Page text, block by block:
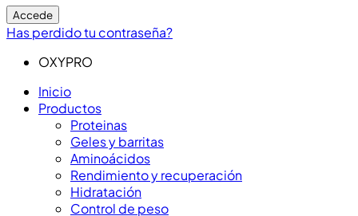
Accede
Has perdido tu contraseña?
OXYPRO
Inicio
Productos
Proteinas
Geles y barritas
Aminoácidos
Rendimiento y recuperación
Hidratación
Control de peso